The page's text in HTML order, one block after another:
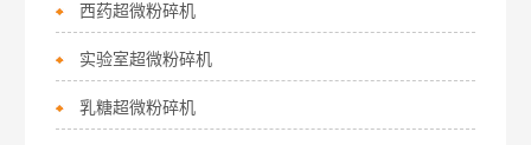
西药超微粉碎机
实验室超微粉碎机
乳糖超微粉碎机